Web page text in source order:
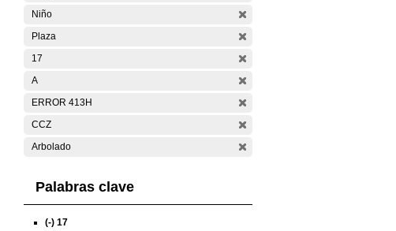
Niño
Plaza
17
A
ERROR 413H
CCZ
Arbolado
Palabras clave
(-) 17